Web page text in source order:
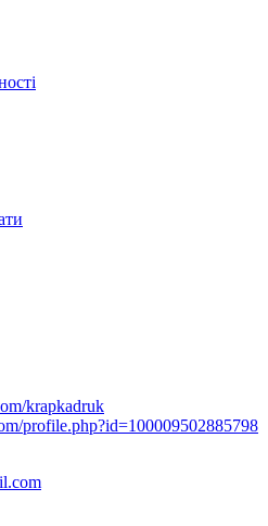
krapkadruk
profile.php?id=100009502885798